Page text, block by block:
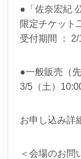
●「佐奈宏紀
限定チケット
受付期間 ：
●一般販売（先
3/5（土）
お申し込み詳
＜会場のお問